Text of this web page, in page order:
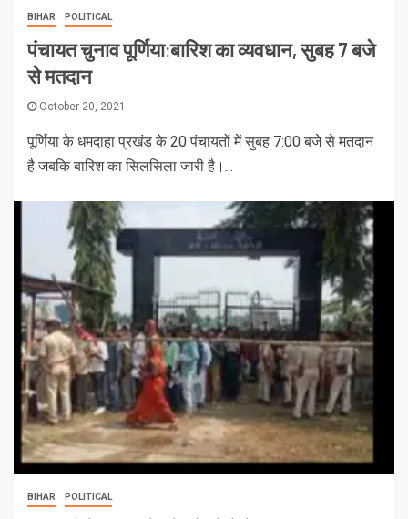
BIHAR POLITICAL
पंचायत चुनाव पूर्णिया:बारिश का व्यवधान, सुबह 7 बजे
से मतदान
October 20, 2021
पूर्णिया के धमदाहा प्रखंड के 20 पंचायतों में सुबह 7:00 बजे से मतदान
है जबकि बारिश का सिलसिला जारी है।...
BIHAR POLITICAL